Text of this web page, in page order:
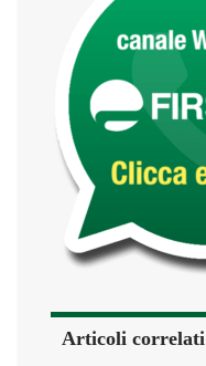
Articoli correlati